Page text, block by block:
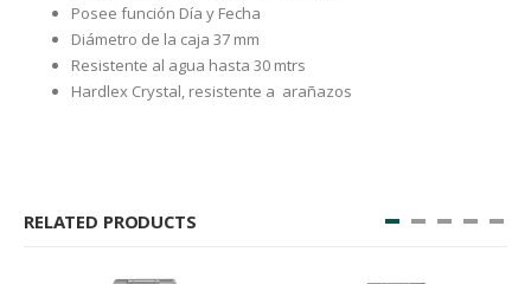
Posee función Día y Fecha
Diámetro de la caja 37 mm
Resistente al agua hasta 30 mtrs
Hardlex Crystal, resistente a arañazos
RELATED PRODUCTS